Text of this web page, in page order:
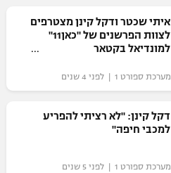
איתי שכטר ודקל קינן מצטרפים
לצוות הפרשנים של "כאן11"
למונדיאל בקטאר
מערכת ספורט 1 | לפני 4 שנים
דקל קינן: "לא רציתי להפריע
למכבי חיפה"
מערכת ספורט 1 | לפני 5 שנים